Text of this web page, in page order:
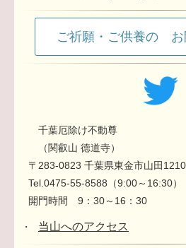
ご祈願・ご供養の
千葉厄除け不動尊
（関叡山 徳道寺）
〒283-0823 千葉県東金市山田1210
Tel.0475-55-8588（9:00～16:30）
開門時間 9：30～16：30
・ 当山へのアクセス